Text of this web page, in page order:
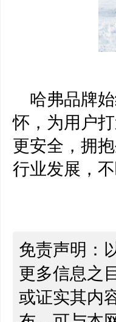
哈弗品牌
怀，为用户
更安全 ，拥
行业发展，
免责声明：
更多信息之
或证实其内